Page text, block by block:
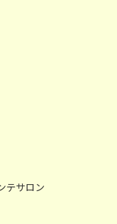
テサロン